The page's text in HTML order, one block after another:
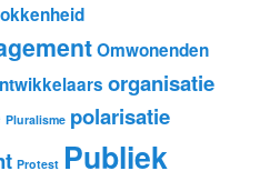
Omwonenden
organisatie
Pluralisme polarisatie
Protest Publiek